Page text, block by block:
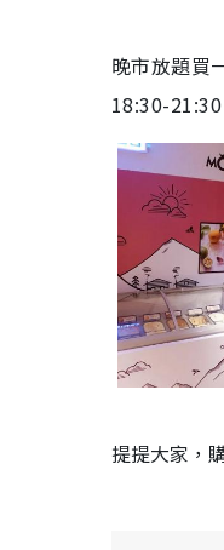
晚市放題買
18:30-
提提大家，